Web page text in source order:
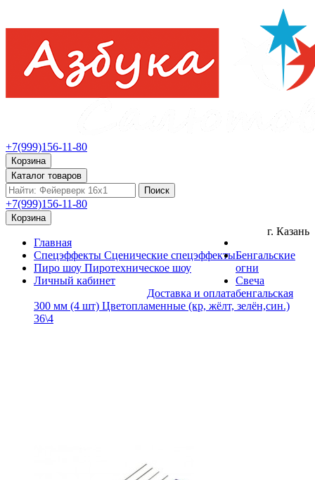
+7(999)156-11-80
Корзина
Каталог товаров
Поиск
+7(999)156-11-80
Корзина
Главная
Спецэффекты Сценические спецэффекты
Пиро шоу Пиротехническое шоу
Личный кабинет
Доставка и оплата
г. Казань
Бенгальские
огни
Свеча
бенгальская
300 мм (4 шт) Цветопламенные (кр, жёлт, зелён,син.)
36\4